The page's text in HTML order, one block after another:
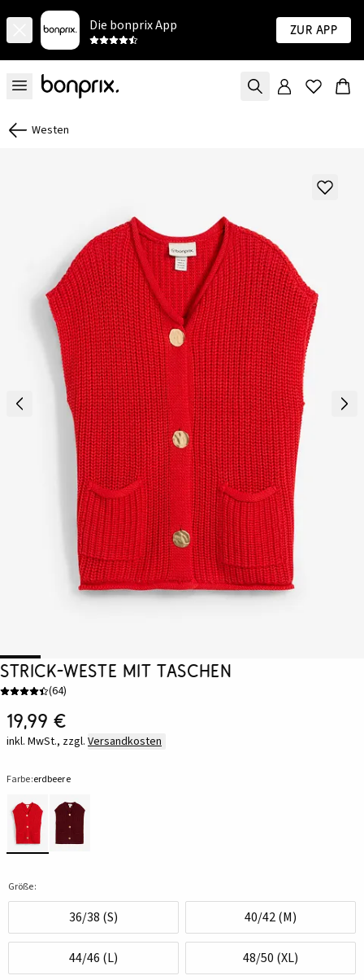
Die bonprix App Zur App
Westen
Strick-Weste mit Taschen
(64)
19,99 €
inkl. MwSt., zzgl. Versandkosten
Farbe:erdbeere
Größe:
36/38 (S) 40/42 (M)
44/46 (L) 48/50 (XL)